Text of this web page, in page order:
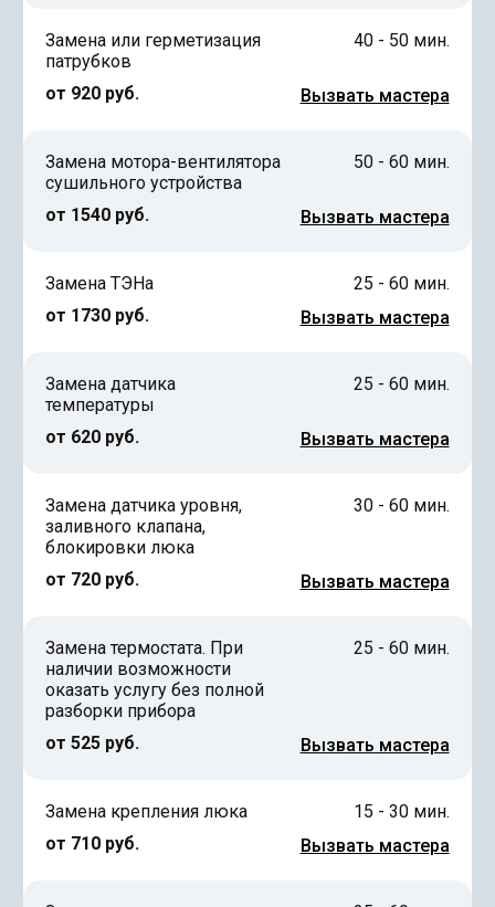
Замена или герметизация
патрубков
от 920 руб.
40 - 50 мин.
Вызвать мастера
Замена мотора-вентилятора
сушильного устройства
от 1540 руб.
50 - 60 мин.
Вызвать мастера
Замена ТЭНа
от 1730 руб.
25 - 60 мин.
Вызвать мастера
Замена датчика
температуры
от 620 руб.
25 - 60 мин.
Вызвать мастера
Замена датчика уровня,
заливного клапана,
блокировки люка
от 720 руб.
30 - 60 мин.
Вызвать мастера
Замена термостата. При
наличии возможности
оказать услугу без полной
разборки прибора
от 525 руб.
25 - 60 мин.
Вызвать мастера
Замена крепления люка
от 710 руб.
15 - 30 мин.
Вызвать мастера